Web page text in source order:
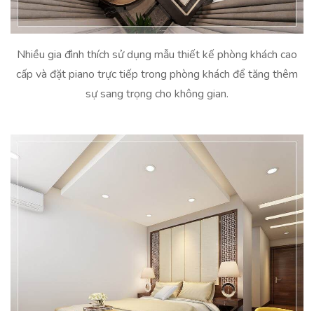
Nhiều gia đình thích sử dụng mẫu thiết kế phòng khách cao
cấp và đặt piano trực tiếp trong phòng khách để tăng thêm
sự sang trọng cho không gian.